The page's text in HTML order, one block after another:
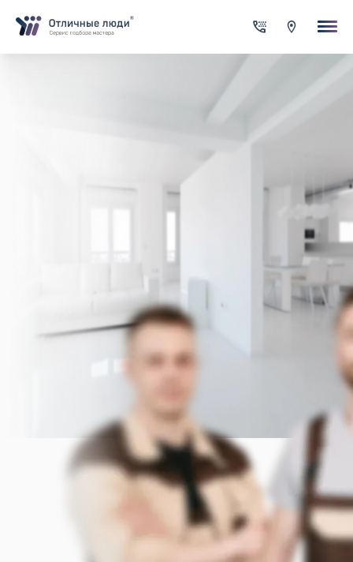
За каждый оформленный заказ вы получаете Cash-back на
счет
Опишите задачу
Прикрепить фото (до 5 шт.)
(Подсказка: фото помогут мастеру
точнее оценить задачу)
Заказать
обработки данных